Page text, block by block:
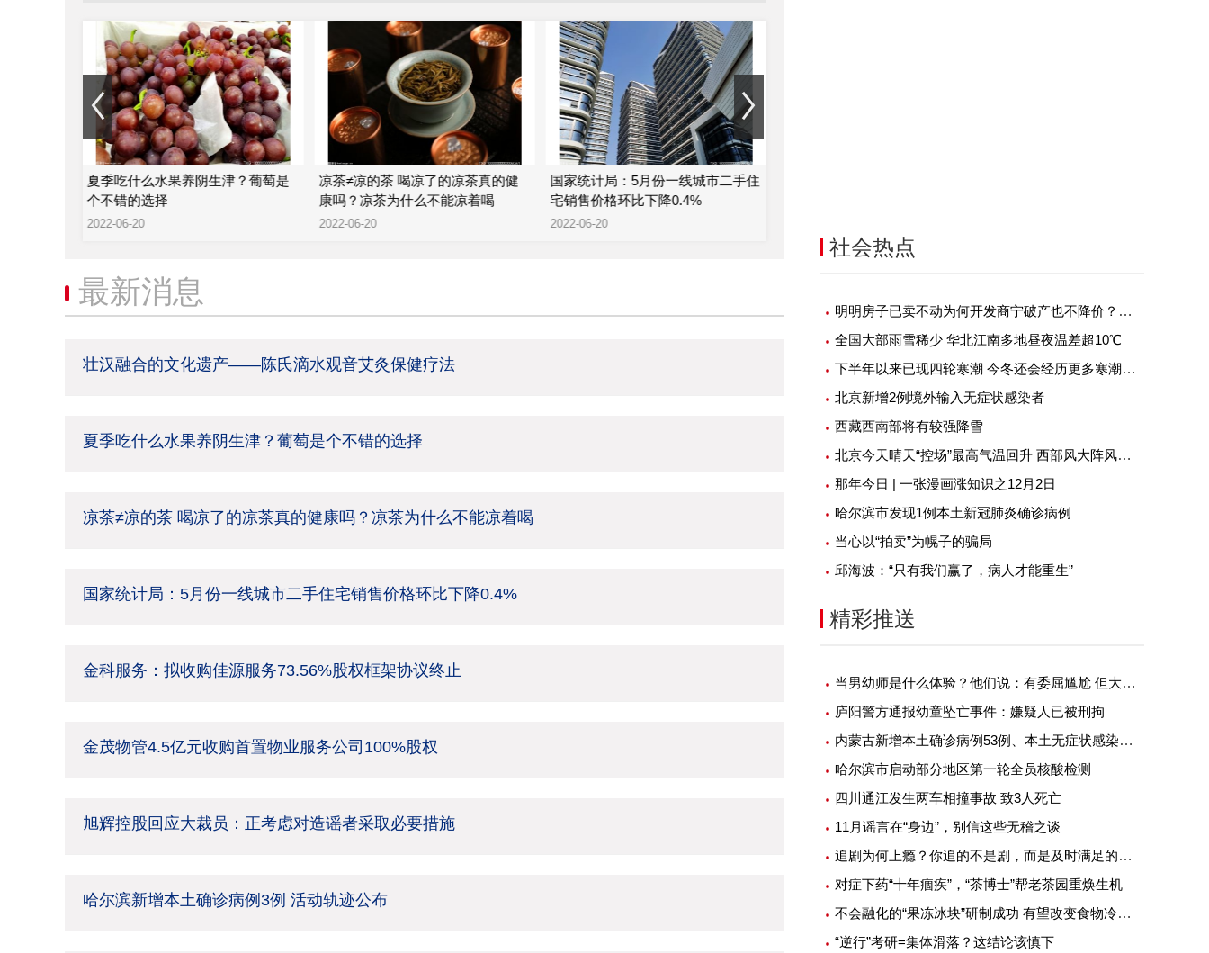
夏季吃什么水果养阴生津？葡萄是
个不错的选择
2022-06-20
凉茶≠凉的茶 喝凉了的凉茶真的健
康吗？凉茶为什么不能凉着喝
2022-06-20
国家统计局：5月份一线城市二手住
宅销售价格环比下降0.4%
2022-06-20
最新消息
壮汉融合的文化遗产——陈氏滴水观音艾灸保健疗法
夏季吃什么水果养阴生津？葡萄是个不错的选择
凉茶≠凉的茶 喝凉了的凉茶真的健康吗？凉茶为什么不能凉着喝
国家统计局：5月份一线城市二手住宅销售价格环比下降0.4%
金科服务：拟收购佳源服务73.56%股权框架协议终止
金茂物管4.5亿元收购首置物业服务公司100%股权
旭辉控股回应大裁员：正考虑对造谣者采取必要措施
哈尔滨新增本土确诊病例3例 活动轨迹公布
社会热点
明明房子已卖不动为何开发商宁破产也不降价？究竟是什么原因？
全国大部雨雪稀少 华北江南多地昼夜温差超10℃
下半年以来已现四轮寒潮 今冬还会经历更多寒潮吗？
北京新增2例境外输入无症状感染者
西藏西南部将有较强降雪
北京今天晴天“控场”最高气温回升 西部风大阵风七级左右
那年今日 | 一张漫画涨知识之12月2日
哈尔滨市发现1例本土新冠肺炎确诊病例
当心以“拍卖”为幌子的骗局
邱海波：“只有我们赢了，病人才能重生”
精彩推送
当男幼师是什么体验？他们说：有委屈尴尬 但大部分是幸福
庐阳警方通报幼童坠亡事件：嫌疑人已被刑拘
内蒙古新增本土确诊病例53例、本土无症状感染者1例
哈尔滨市启动部分地区第一轮全员核酸检测
四川通江发生两车相撞事故 致3人死亡
11月谣言在“身边”，别信这些无稽之谈
追剧为何上瘾？你追的不是剧，而是及时满足的快感
对症下药“十年痼疾”，“茶博士”帮老茶园重焕生机
不会融化的“果冻冰块”研制成功 有望改变食物冷藏方式
“逆行”考研=集体滑落？这结论该慎下